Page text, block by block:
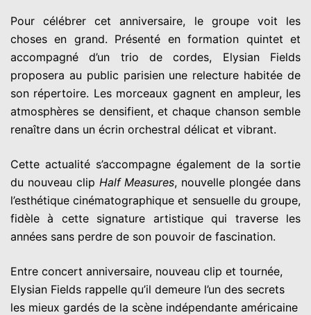
Pour célébrer cet anniversaire, le groupe voit les
choses en grand. Présenté en formation quintet et
accompagné d’un trio de cordes, Elysian Fields
proposera au public parisien une relecture habitée de
son répertoire. Les morceaux gagnent en ampleur, les
atmosphères se densifient, et chaque chanson semble
renaître dans un écrin orchestral délicat et vibrant.
Cette actualité s’accompagne également de la sortie
du nouveau clip Half Measures, nouvelle plongée dans
l’esthétique cinématographique et sensuelle du groupe,
fidèle à cette signature artistique qui traverse les
années sans perdre de son pouvoir de fascination.
Entre concert anniversaire, nouveau clip et tournée,
Elysian Fields rappelle qu’il demeure l’un des secrets
les mieux gardés de la scène indépendante américaine